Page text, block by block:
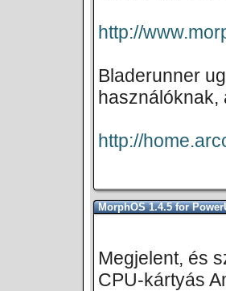
http://
Bladerunner
használóknak,
http://
MorphOS 1.4.5 for
Megjelent, és
CPU-kártyás